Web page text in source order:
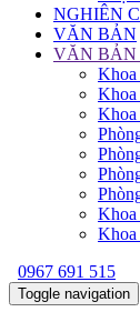
NGHIÊN
VĂN BẢN
VĂN BẢN
Khoa
0967 691 515
Toggle navigation